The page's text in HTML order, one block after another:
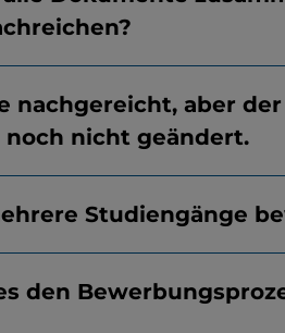
nachgereicht, aber
nicht geändert.
Studiengänge
den